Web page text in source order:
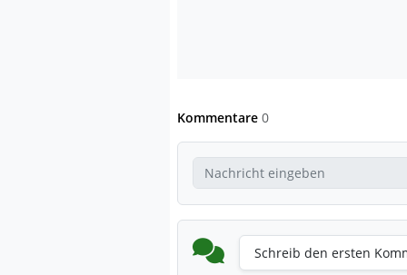
Kommentare 0
Schreib den ersten